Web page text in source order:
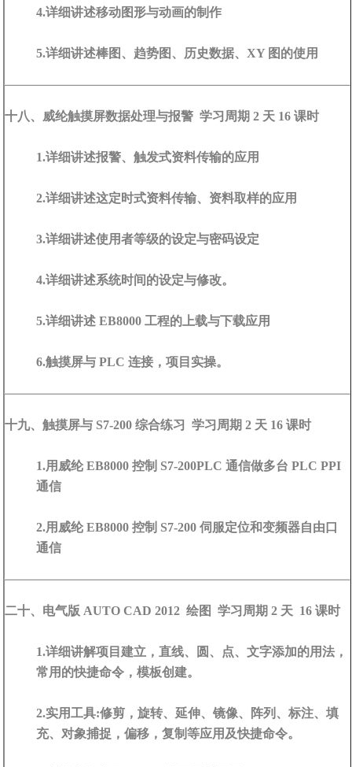
4.详细讲述移动图形与动画的制作
5.详细讲述棒图、趋势图、历史数据、XY 图的使用
十八、威纶触摸屏数据处理与报警 学习周期 2 天 16 课时
1.详细讲述报警、触发式资料传输的应用
2.详细讲述这定时式资料传输、资料取样的应用
3.详细讲述使用者等级的设定与密码设定
4.详细讲述系统时间的设定与修改。
5.详细讲述 EB8000 工程的上载与下载应用
6.触摸屏与 PLC 连接，项目实操。
十九、触摸屏与 S7-200 综合练习 学习周期 2 天 16 课时
1.用威纶 EB8000 控制 S7-200PLC 通信做多台 PLC PPI
通信
2.用威纶 EB8000 控制 S7-200 伺服定位和变频器自由口
通信
二十、电气版 AUTO CAD 2012 绘图 学习周期 2 天 16 课时
1.详细讲解项目建立，直线、圆、点、文字添加的用法，
常用的快捷命令，模板创建。
2.实用工具:修剪，旋转、延伸、镜像、阵列、标注、填
充、对象捕捉，偏移，复制等应用及快捷命令。